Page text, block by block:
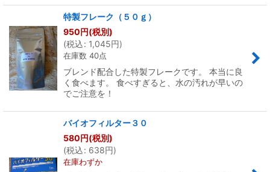
特製フレーク（５０ｇ）
950円(税別)
(税込: 1,045円)
在庫数 40点
ブレンド配合した特製フレークです。 本当に良
く食べます。 食べすぎると、水の汚れが早いの
でご注意を！
バイオフィルター３０
580円(税別)
(税込: 638円)
在庫わずか